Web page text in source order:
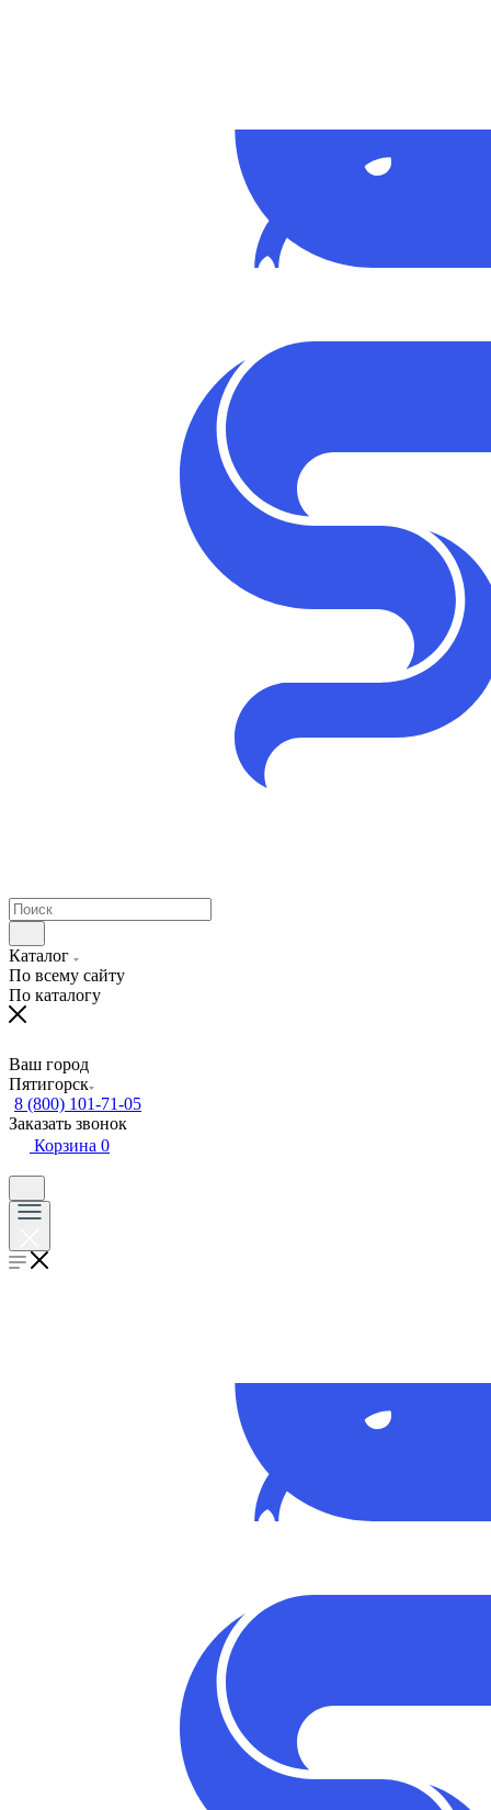
Каталог
По всему сайту
По каталогу
Ваш город
Пятигорск
8 (800) 101-71-05
Заказать звонок
Корзина 0